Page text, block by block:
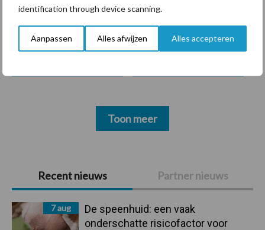
identification through device scanning.
Aanpassen Alles afwijzen Alles accepteren
Primaire
Sidebar
Recent nieuws Partner nieuws
7 aug
De speenhuid: een vaak
onderschatte risicofactor voor
Bedrijfsnieuws
Ligbox &
Voerhekken
Toon meer